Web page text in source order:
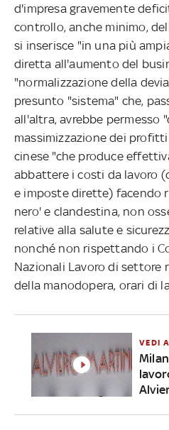
d'impresa gravemente
controllo, anche minimo,
si inserisce "in una più
diretta all'aumento del
"normalizzazione della
presunto "sistema" che,
all'altra, avrebbe permesso
massimizzazione dei
cinese "che produce
abbattere i costi da lavoro
e imposte dirette) facendo
nero' e clandestina, non
relative alla salute e
nonché non rispettando i
Nazionali Lavoro di settore
della manodopera, orari di
VEDI